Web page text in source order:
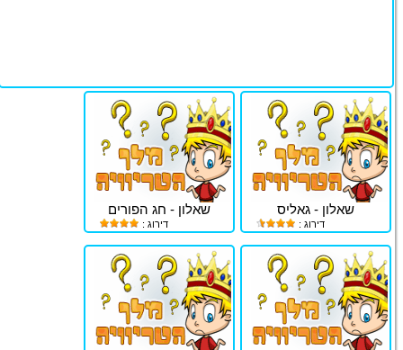
שאלון - גאליס
דירוג :
שאלון - חג הפורים
דירוג :